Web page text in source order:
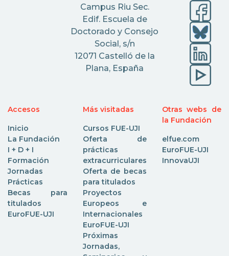
Campus Riu Sec.
Edif. Escuela de
Doctorado y Consejo
Social, s/n
12071 Castelló de la
Plana, España
Accesos
Inicio
La Fundación
I + D + I
Formación
Jornadas
Prácticas
Becas para
titulados
EuroFUE-UJI
Más visitadas
Cursos FUE-UJI
Oferta de
prácticas
extracurriculares
Oferta de becas
para titulados
Proyectos
Europeos e
Internacionales
EuroFUE-UJI
Próximas
Jornadas,
Otras webs de
la Fundación
elfue.com
EuroFUE-UJI
InnovaUJI